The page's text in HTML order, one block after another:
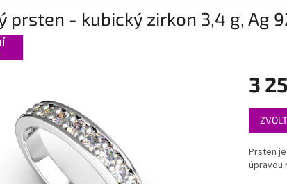
prsten - kubický zirkon 3,4 g, Ag
3
Měrná
cena:
Prsten
úpravou